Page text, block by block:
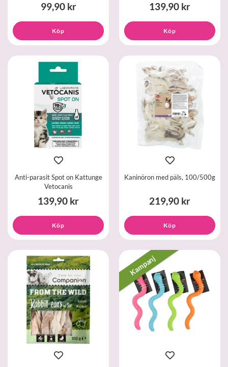
99,90 kr
Köp
139,90 kr
Köp
Anti-parasit Spot on Kattunge
Vetocanis
139,90 kr
Köp
Kaninöron med päls, 100/500g
219,90 kr
Köp
Kampanj